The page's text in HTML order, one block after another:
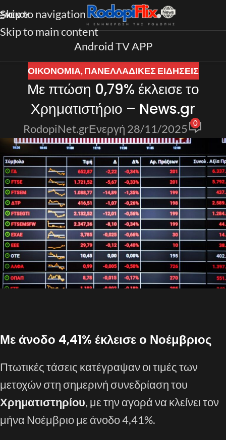
Skip to navigation
Skip to main content
ΜΕΝΟΎ
Android TV APP
ΟΙΚΟΝΟΜΙΑ,ΠΑΝΕΛΛΑΔΙΚΈΣ ΕΙΔΉΣΕΙΣ
Με πτώση 0,79% έκλεισε το
Χρηματιστήριο – News.gr
RodopiNet.grΕνεργή 28/11/2025 0
Με άνοδο 4,41% έκλεισε ο Νοέμβριος
Πτωτικές τάσεις κατέγραψαν οι τιμές των
μετοχών στη σημερινή συνεδρίαση του
Χρηματιστηρίου, με την αγορά να κλείνει τον
μήνα Νοέμβριο με άνοδο 4,41%.